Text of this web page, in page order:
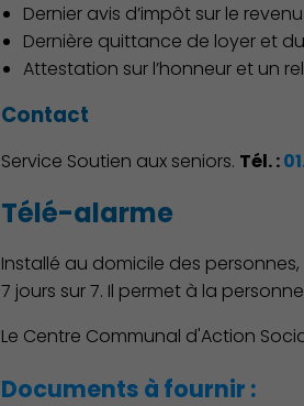
Dernier avis d’impôt sur le revenu
Dernière quittance de loyer et
Attestation sur l’honneur et un
Contact
Service Soutien aux seniors. Tél. :
Télé-alarme
Installé au domicile des
7 jours sur 7. Il permet à la
Le Centre Communal d'Action
Documents à fournir :